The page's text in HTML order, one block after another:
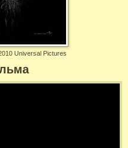
Universal Pictures